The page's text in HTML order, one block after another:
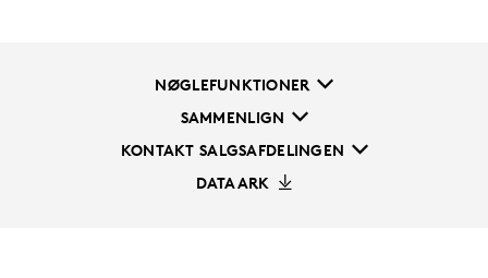
NØGLEFUNKTIONER
SAMMENLIGN
KONTAKT SALGSAFDELINGEN
DATAARK